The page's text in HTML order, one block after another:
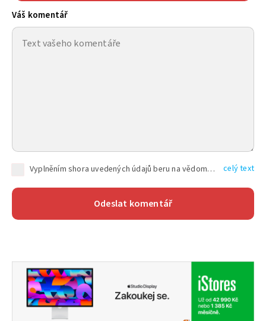
Váš komentář
Vyplněním shora uvedených údajů beru na vědomí, že společnost TEXT FACTORY s.r.o., sídlem Brno, Durďákova 336/29, Černá Pole, PSČ: 613 00, IČ: 06157831, zapsané u Krajského soudu v Brně, oddíl C, vložka 100399, bude zpracovávat mé osobní údaje uvedené v rámci mnou vyplněného registračního formuláře na základě oprávněných zájmů TEXT FACTORY s.r.o. dle čl. 6 odst. 1 písm. f) GDPR a pro splnění právních povinností (čl. 6 odst. 1 písm. c) GDPR), a to pro tyto účely: nezbytnost zajistit oprávnění návštěvníka webových stránek provozovaných společností TEXT FACTORY s.r.o. přispívat aktivně ke zveřejněným článkům nebo v rámci diskusních fór a výkon práv TEXT FACTORY s.r.o. jako administrátora těchto diskusních fór. Více informací o zpracování osobních údajů a právech lze nalézt v celý text